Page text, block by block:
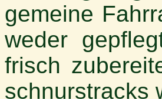
gemeine
weder
frisch
schnurstracks